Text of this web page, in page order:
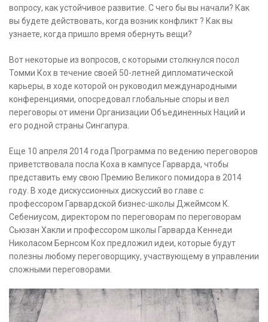
вопросу, как устойчивое развитие. С чего бы вы начали? Как
вы будете действовать, когда возник конфликт ? Как вы
узнаете, когда пришло время обернуть вещи?
Вот некоторые из вопросов, с которыми столкнулся посол
Томми Кох в течение своей 50-летней дипломатической
карьеры, в ходе которой он руководил международными
конференциями, опосредовал глобальные споры и вел
переговоры от имени Организации Объединенных Наций и
его родной страны Сингапура.
Еще 10 апреля 2014 года Программа по ведению переговоров
приветствовала посла Коха в кампусе Гарварда, чтобы
представить ему свою Премию Великого помидора в 2014
году. В ходе дискуссионных дискуссий во главе с
профессором Гарвардской бизнес-школы Джеймсом К.
Себениусом, директором по переговорам по переговорам
Сьюзан Хакли и профессором школы Гарварда Кеннеди
Николасом Бернсом Кох предложил идеи, которые будут
полезны любому переговорщику, участвующему в управлении
сложными переговорами.